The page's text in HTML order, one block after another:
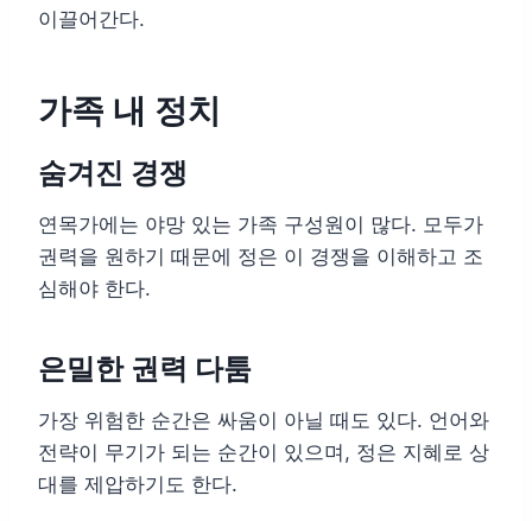
이끌어간다.
가족 내 정치
숨겨진 경쟁
연목가에는 야망 있는 가족 구성원이 많다. 모두가
권력을 원하기 때문에 정은 이 경쟁을 이해하고 조
심해야 한다.
은밀한 권력 다툼
가장 위험한 순간은 싸움이 아닐 때도 있다. 언어와
전략이 무기가 되는 순간이 있으며, 정은 지혜로 상
대를 제압하기도 한다.